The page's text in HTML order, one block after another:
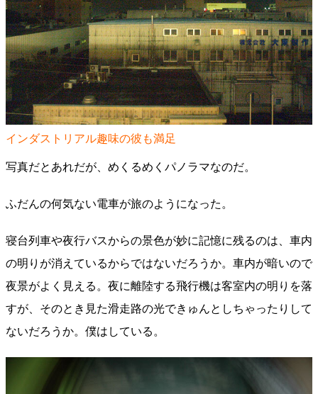
インダストリアル趣味の彼も満足
写真だとあれだが、めくるめくパノラマなのだ。
ふだんの何気ない電車が旅のようになった。
寝台列車や夜行バスからの景色が妙に記憶に残るのは、車内
の明りが消えているからではないだろうか。車内が暗いので
夜景がよく見える。夜に離陸する飛行機は客室内の明りを落
すが、そのとき見た滑走路の光できゅんとしちゃったりして
ないだろうか。僕はしている。